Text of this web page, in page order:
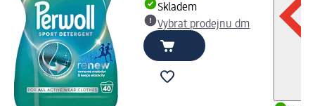
Skladem
Vybrat prodejnu dm